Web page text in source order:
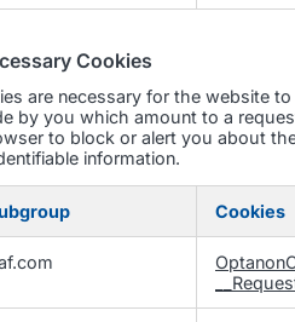
Cookies
are necessary for the website
by you which amount to a
to block or alert you about
information.
Cookies